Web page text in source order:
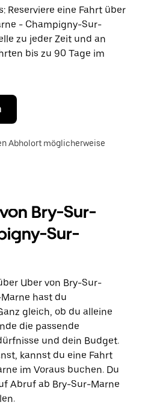
Reserviere eine Fahrt über
- Champigny-Sur-
zu jeder Zeit und an
bis zu 90 Tage im
Abholort möglicherweise
Bry-Sur-
Sur-
Uber von Bry-Sur-
hast du
gleich, ob du alleine
die passende
und dein Budget.
kannst du eine Fahrt
im Voraus buchen. Du
Abruf ab Bry-Sur-Marne